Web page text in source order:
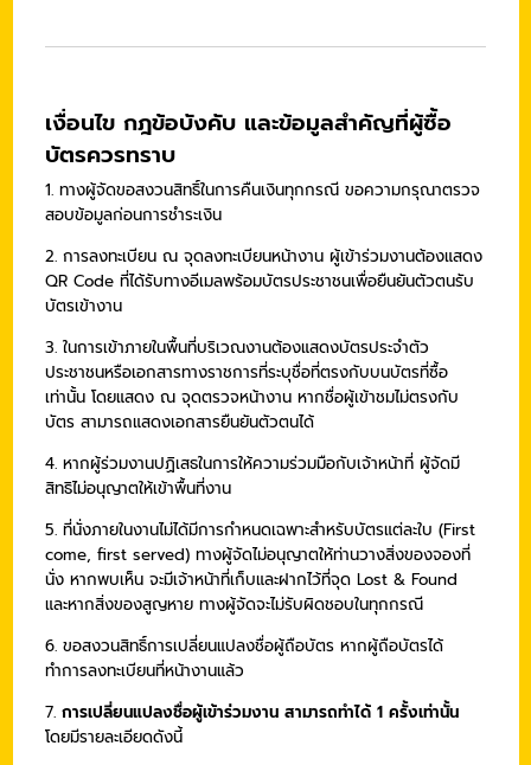
เงื่อนไข กฎข้อบังคับ และข้อมูลสำคัญที่ผู้ซื้อ
บัตรควรทราบ
1. ทางผู้จัดขอสงวนสิทธิ์ในการคืนเงินทุกกรณี ขอความกรุณาตรวจ
สอบข้อมูลก่อนการชำระเงิน
2. การลงทะเบียน ณ จุดลงทะเบียนหน้างาน ผู้เข้าร่วมงานต้องแสดง
QR Code ที่ได้รับทางอีเมลพร้อมบัตรประชาชนเพื่อยืนยันตัวตนรับ
บัตรเข้างาน
3. ในการเข้าภายในพื้นที่บริเวณงานต้องแสดงบัตรประจำตัว
ประชาชนหรือเอกสารทางราชการที่ระบุชื่อที่ตรงกับบนบัตรที่ซื้อ
เท่านั้น โดยแสดง ณ จุดตรวจหน้างาน หากชื่อผู้เข้าชมไม่ตรงกับ
บัตร สามารถแสดงเอกสารยืนยันตัวตนได้
4. หากผู้ร่วมงานปฏิเสธในการให้ความร่วมมือกับเจ้าหน้าที่ ผู้จัดมี
สิทธิไม่อนุญาตให้เข้าพื้นที่งาน
5. ที่นั่งภายในงานไม่ได้มีการกำหนดเฉพาะสำหรับบัตรแต่ละใบ (First
come, first served) ทางผู้จัดไม่อนุญาตให้ท่านวางสิ่งของจองที่
นั่ง หากพบเห็น จะมีเจ้าหน้าที่เก็บและฝากไว้ที่จุด Lost & Found
และหากสิ่งของสูญหาย ทางผู้จัดจะไม่รับผิดชอบในทุกกรณี
6. ขอสงวนสิทธิ์การเปลี่ยนแปลงชื่อผู้ถือบัตร หากผู้ถือบัตรได้
ทำการลงทะเบียนที่หน้างานแล้ว
7.การเปลี่ยนแปลงชื่อผู้เข้าร่วมงาน สามารถทำได้ 1 ครั้งเท่านั้น
โดยมีรายละเอียดดังนี้